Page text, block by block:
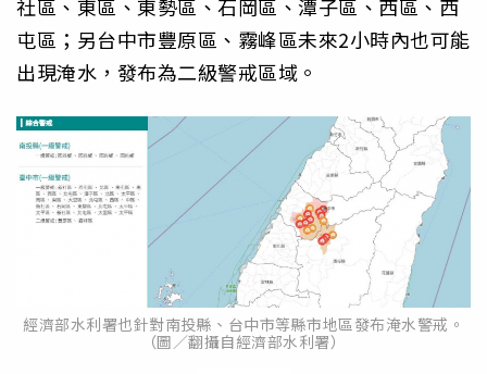
社區、東區、東勢區、石岡區、潭子區、西區、西
屯區；另台中市豐原區、霧峰區未來2小時內也可能
出現淹水，發布為二級警戒區域。
經濟部水利署也針對南投縣、台中市等縣市地區發布淹水警戒。
（圖／翻攝自經濟部水利署）